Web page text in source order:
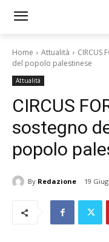
Home Attualità
CIRCUS
del popolo palestinese
Attualità
CIRCUS
sostegno
popolo
By Redazione 19